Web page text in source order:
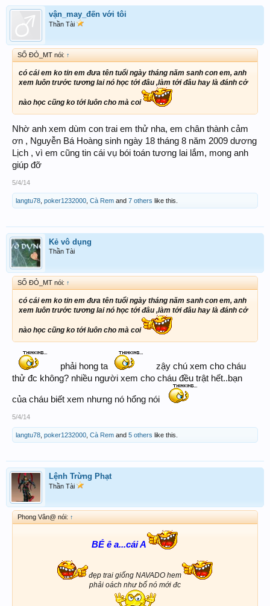
vận_may_đến với tôi
Thần Tài
SỐ ĐỎ_MT nói: ↑
có cái em ko tin em đưa tên tuổi ngày tháng năm sanh con em, anh
xem luôn trước tương lai nó học tới đâu ,làm tới đâu hay là đánh cở
nào học cũng ko tới luôn cho mà coi
Nhờ anh xem dùm con trai em thử nha, em chân thành cảm
ơn , Nguyễn Bá Hoàng sinh ngày 18 tháng 8 năm 2009 dương
Lịch , vì em cũng tin cái vụ bói toán tương lai lắm, mong anh
giúp đỡ
5/4/14
langtu78 poker1232000 Cà Rem and 7 others like this.
Kẻ vô dụng
Thần Tài
SỐ ĐỎ_MT nói: ↑
có cái em ko tin em đưa tên tuổi ngày tháng năm sanh con em, anh
xem luôn trước tương lai nó học tới đâu ,làm tới đâu hay là đánh cở
nào học cũng ko tới luôn cho mà coi
phải hong ta
zậy chú xem cho cháu
thử đc không? nhiều người xem cho cháu đều trật hết..bạn
của cháu biết xem nhưng nó hổng nói
5/4/14
langtu78 poker1232000 Cà Rem and 5 others like this.
Lệnh Trừng Phạt
Thần Tài
Phong Vân@ nói: ↑
BÉ ê a...cái A
đẹp trai giống NAVADO hem
phải oách như bố nó mới đc